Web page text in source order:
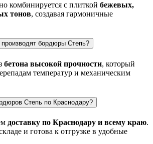
комбинируется с плиткой бежевых,
тонов, создавая гармоничные
производят бордюры Степь?
бетона высокой прочности, который
температур и механическим
Степь по Краснодару?
доставку по Краснодару и всему краю.
и готова к отгрузке в удобные